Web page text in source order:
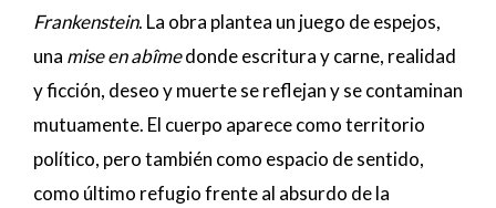
Frankenstein. La obra plantea un juego de espejos,
una mise en abîmedonde escritura y carne, realidad
y ficción, deseo y muerte se reflejan y se contaminan
mutuamente. El cuerpo aparece como territorio
político, pero también como espacio de sentido,
como último refugio frente al absurdo de la